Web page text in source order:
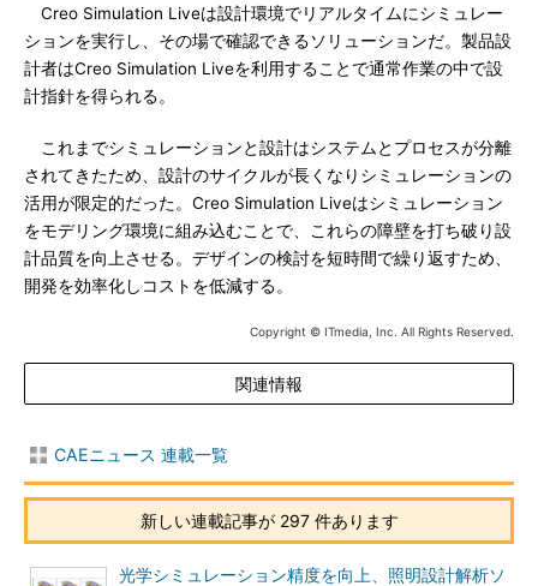
Creo Simulation Liveは設計環境でリアルタイムにシミュレー
ションを実行し、その場で確認できるソリューションだ。製品設
計者はCreo Simulation Liveを利用することで通常作業の中で設
計指針を得られる。
これまでシミュレーションと設計はシステムとプロセスが分離
されてきたため、設計のサイクルが長くなりシミュレーションの
活用が限定的だった。Creo Simulation Liveはシミュレーション
をモデリング環境に組み込むことで、これらの障壁を打ち破り設
計品質を向上させる。デザインの検討を短時間で繰り返すため、
開発を効率化しコストを低減する。
Copyright © ITmedia, Inc. All Rights Reserved.
関連情報
CAEニュース 連載一覧
新しい連載記事が 297 件あります
光学シミュレーション精度を向上、照明設計解析ソ